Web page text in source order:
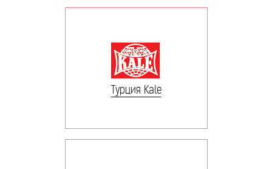
Турция Kale